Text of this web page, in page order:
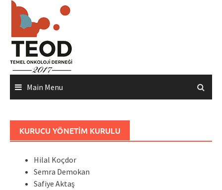
content
Main Menu
KURUCU YÖNETIM KURULU
Hilal Koçdor
Semra Demokan
Safiye Aktaş